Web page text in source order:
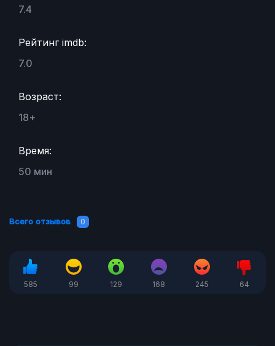
7.4
Рейтинг imdb:
7.0
Возраст:
18+
Время:
50 мин
Всего отзывов 0
585 99 129 168 245 64